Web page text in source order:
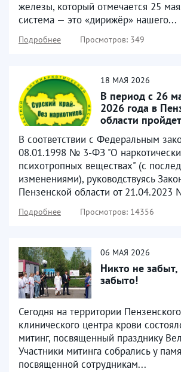
железы, который отмечается 25
система — это «дирижёр» нашего...
Подробнее Просмотров: 349
18 МАЯ 2026
В период с 26
2026 года в
области
В соответствии с Федеральным
08.01.1998 № 3-ФЗ "О
психотропных веществах" (с
изменениями), руководствуясь
Пензенской области от
Подробнее Просмотров: 14356
06 МАЯ 2026
Никто не забыт,
забыто!
Сегодня на территории
клинического центра крови
митинг, посвященный празднику
Участники митинга собрались у
посвященной сотрудникам...